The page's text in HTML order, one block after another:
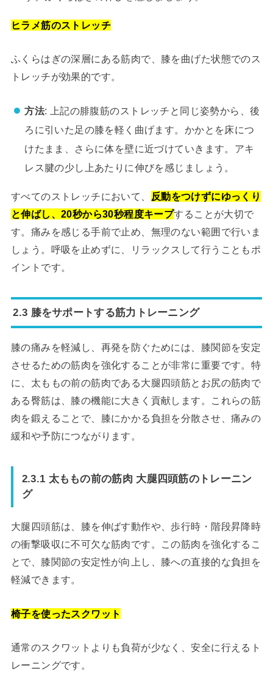
ヒラメ筋のストレッチ
ふくらはぎの深層にある筋肉で、膝を曲げた状態でのス
トレッチが効果的です。
方法: 上記の腓腹筋のストレッチと同じ姿勢から、後
ろに引いた足の膝を軽く曲げます。かかとを床につ
けたまま、さらに体を壁に近づけていきます。アキ
レス腱の少し上あたりに伸びを感じましょう。
すべてのストレッチにおいて、
反動をつけずにゆっくり
と伸ばし、20秒から30秒程度キープすることが大切で
す。痛みを感じる手前で止め、無理のない範囲で行いま
しょう。呼吸を止めずに、リラックスして行うこともポ
イントです。
2.3 膝をサポートする筋力トレーニング
膝の痛みを軽減し、再発を防ぐためには、膝関節を安定
させるための筋肉を強化することが非常に重要です。特
に、太ももの前の筋肉である大腿四頭筋とお尻の筋肉で
ある臀筋は、膝の機能に大きく貢献します。これらの筋
肉を鍛えることで、膝にかかる負担を分散させ、痛みの
緩和や予防につながります。
2.3.1 太ももの前の筋肉 大腿四頭筋のトレーニン
グ
大腿四頭筋は、膝を伸ばす動作や、歩行時・階段昇降時
の衝撃吸収に不可欠な筋肉です。この筋肉を強化するこ
とで、膝関節の安定性が向上し、膝への直接的な負担を
軽減できます。
椅子を使ったスクワット
通常のスクワットよりも負荷が少なく、安全に行えるト
レーニングです。